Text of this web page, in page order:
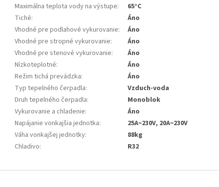
Maximálna teplota vody na výstupe:
65°C
Tiché:
Áno
Vhodné pre podlahové vykurovanie:
Áno
Vhodné pre stropné vykurovanie:
Áno
Vhodné pre stenové vykurovanie:
Áno
Nízkoteplotné:
Áno
Režim tichá prevádzka:
Áno
Typ tepelného čerpadla:
Vzduch-voda
Druh tepelného čerpadla:
Monoblok
Vykurovanie a chladenie:
Áno
Napájanie vonkajšia jednotka:
25A~230V, 20A~230V
Váha vonkajšej jednotky:
88kg
Chladivo: R32